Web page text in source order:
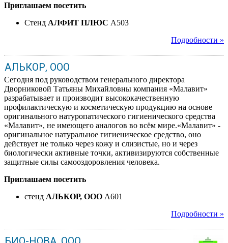
Приглашаем посетить
Стенд АЛФИТ ПЛЮС A503
Подробности »
АЛЬКОР, ООО
Сегодня под руководством генерального директора
Дворниковой Татьяны Михайловны компания «Малавит»
разрабатывает и производит высококачественную
профилактическую и косметическую продукцию на основе
оригинального натуропатического гигиенического средства
«Малавит», не имеющего аналогов во всём мире.«Малавит» -
оригинальное натуральное гигиеническое средство, оно
действует не только через кожу и слизистые, но и через
биологически активные точки, активизируются собственные
защитные силы самооздоровления человека.
Приглашаем посетить
стенд АЛЬКОР, ООО A601
Подробности »